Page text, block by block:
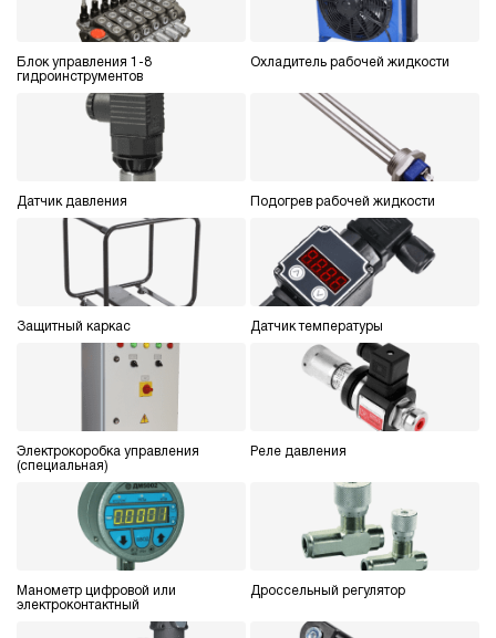
Блок управления 1-8
гидроинструментов
Охладитель рабочей жидкости
Датчик давления Подогрев рабочей жидкости
Защитный каркас Датчик температуры
Электрокоробка управления
(специальная)
Реле давления
Манометр цифровой или
электроконтактный
Дроссельный регулятор